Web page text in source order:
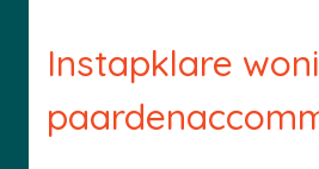
Instapklare